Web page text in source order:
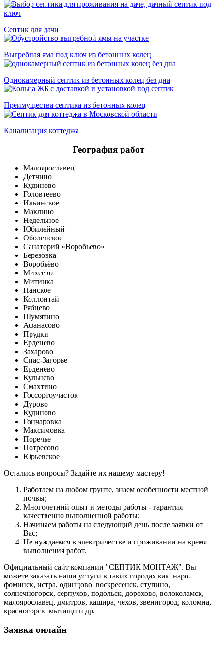
Септик для дачи
Выгребная яма под ключ из бетонных колец
Однокамерный септик из бетонных колец без дна
Преимущества септика из бетонных колец
Канализация коттеджа
География работ
Малоярославец
Детчино
Кудиново
Головтеево
Ильинское
Маклино
Недельное
Юбилейный
Оболенское
Санаторий «Воробьево»
Березовка
Воробьёво
Михеево
Митинка
Панское
Коллонтай
Рябцево
Шумятино
Афанасово
Прудки
Ерденево
Захарово
Спас-Загорье
Ерденево
Кульнево
Смахтино
Госсортоучасток
Дурово
Кудиново
Гончаровка
Максимовка
Поречье
Потресово
Юрьевское
Остались вопросы? Задайте их нашему мастеру!
Работаем на любом грунте, знаем особенности местной
почвы;
Многолетний опыт и методы работы - гарантия
качественно выполненной работы;
Начинаем работы на следующий день после заявки от
Вас;
Не нуждаемся в электричестве и проживании на время
выполнения работ.
Официальный сайт компании "СЕПТИК МОНТАЖ". Вы
можете заказать наши услуги в таких городах как: наро-
фоминск, истра, одинцово, воскресенск, ступино,
солнечногорск, серпухов, подольск, дорохово, волоколамск,
малоярославец, дмитров, кашира, чехов, звенигород, коломна,
красногорск, мытищи и др.
Заявка онлайн